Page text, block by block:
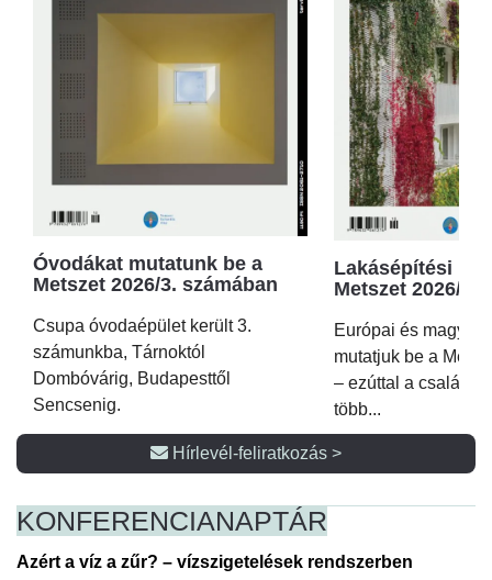
Óvodákat mutatunk be a
Metszet 2026/3. számában
Csupa óvodaépület került 3.
számunkba, Tárnoktól
Dombóvárig, Budapesttől
Sencsenig.
Lakásépítési
Metszet 2026/2.
Európai és magyar
mutatjuk be a
– ezúttal a családi
több...
Hírlevél-feliratkozás >
KONFERENCIANAPTÁR
Azért a víz a zűr? – vízszigetelések rendszerben